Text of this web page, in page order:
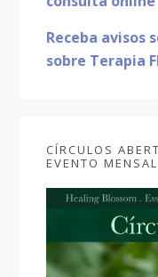
Receba avisos
sobre Terapia
CÍRCULOS
EVENTO